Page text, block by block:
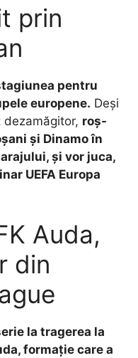
prin
pentru
europene. Deși
roș-
și Dinamo în
și vor juca,
UEFA Europa
Auda,
din
la tragerea la
formație care a